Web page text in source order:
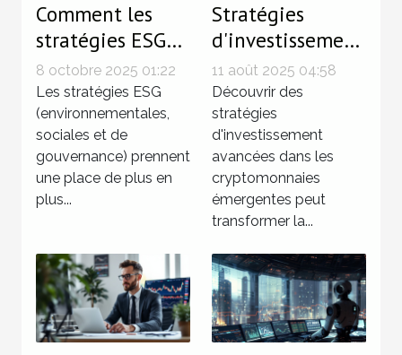
Comment les
stratégies ESG
influencent-elles
la performance
des entreprises ?
8 octobre 2025 01:22
Les stratégies ESG
(environnementales,
sociales et de
gouvernance) prennent
une place de plus en
plus...
Stratégies
d'investissement
avancées pour
maximiser le
rendement des
cryptomonnaies
émergentes
11 août 2025 04:58
Découvrir des
stratégies
d'investissement
avancées dans les
cryptomonnaies
émergentes peut
transformer la...